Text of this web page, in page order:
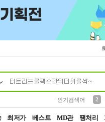
인기검색어
2
최저가 베스트 MD관 땡처리